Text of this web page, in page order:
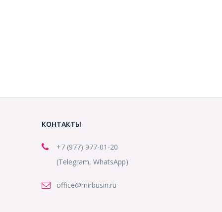
КОНТАКТЫ
+7 (977) 977-01-20
(Telegram, WhatsApp)
office@mirbusin.ru